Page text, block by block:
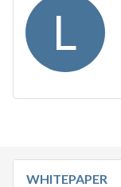
L
WHITEPAPER